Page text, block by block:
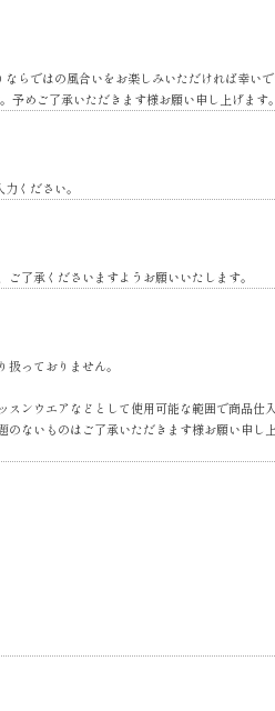
らではの風合いをお楽しみいただければ幸いで
めご了承いただきます様お願い申し上げます。
ください。
了承くださいますようお願いいたします。
っておりません。
ンウエアなどとして使用可能な範囲で商品仕
ないものはご了承いただきます様お願い申し上